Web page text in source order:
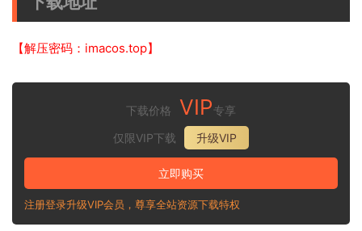
【解压密码：imacos.top】
下载价格 VIP专享
仅限VIP下载
升级VIP
立即购买
注册登录升级VIP会员，尊享全站资源下载特权